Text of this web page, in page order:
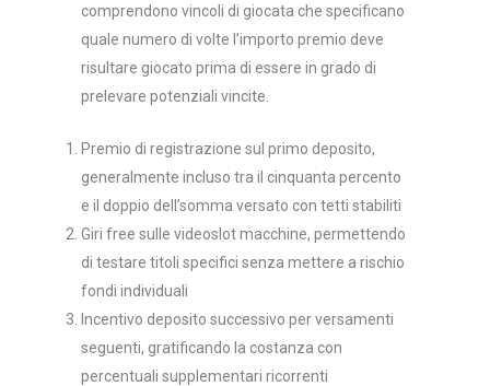
comprendono vincoli di giocata che specificano
quale numero di volte l’importo premio deve
risultare giocato prima di essere in grado di
prelevare potenziali vincite.
Premio di registrazione sul primo deposito,
generalmente incluso tra il cinquanta percento
e il doppio dell’somma versato con tetti stabiliti
Giri free sulle videoslot macchine, permettendo
di testare titoli specifici senza mettere a rischio
fondi individuali
Incentivo deposito successivo per versamenti
seguenti, gratificando la costanza con
percentuali supplementari ricorrenti